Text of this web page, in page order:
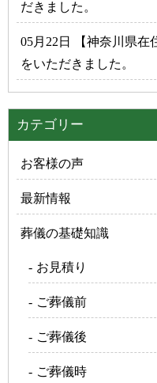
だきました。
05月22日 【神奈川県在
をいただきました。
カテゴリー
お客様の声
最新情報
葬儀の基礎知識
お見積り
ご葬儀前
ご葬儀後
ご葬儀時